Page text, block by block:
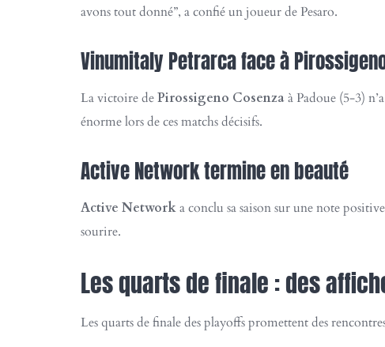
avons tout donné”, a confié un joueur de Pesaro.
Vinumitaly Petrarca face à
La victoire dePirossigeno Cosenzaà Padoue (5-3)
énorme lors de ces matchs décisifs.
Active Network termine en beauté
Active Networka conclu sa saison sur une note
sourire.
Les quarts de finale : des
Les quarts de finale des playoffs promettent des